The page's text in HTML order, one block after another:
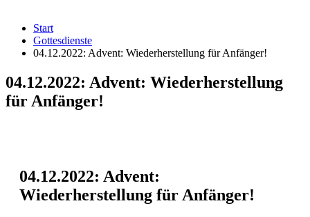
Start
Gottesdienste
04.12.2022: Advent: Wiederherstellung für Anfänger!
04.12.2022: Advent: Wiederherstellung
für Anfänger!
04.12.2022: Advent:
Wiederherstellung für Anfänger!